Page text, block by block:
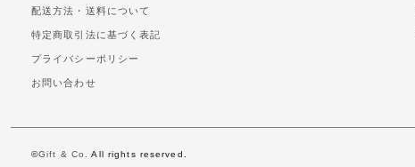
配送方法・送料について
特定商取引法に基づく表記
プライバシーポリシー
お問い合わせ
©Gift & Co. All rights reserved.